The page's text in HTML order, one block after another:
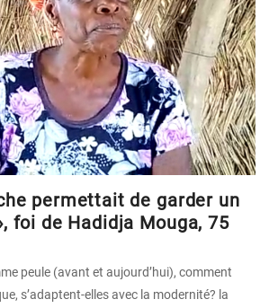
permettait de garder un
foi de Hadidja Mouga, 75
peule (avant et aujourd’hui), comment
s’adaptent-elles avec la modernité? la